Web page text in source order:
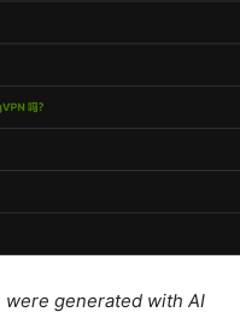
generated with AI